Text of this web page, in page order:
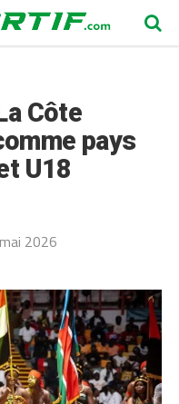
Côte
pays
U18
2026